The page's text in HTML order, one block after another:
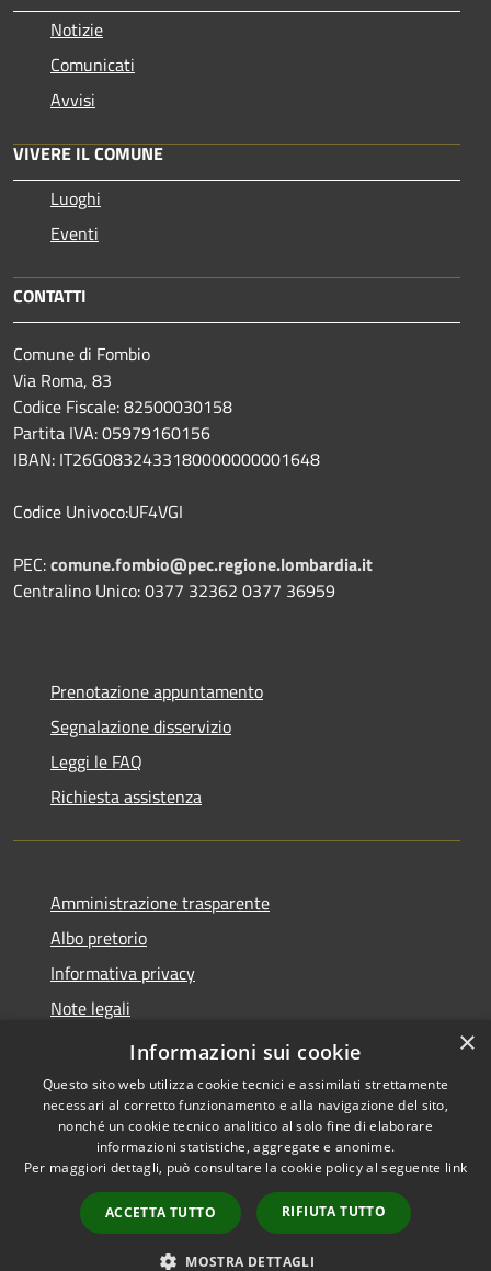
Notizie
Comunicati
Avvisi
VIVERE IL COMUNE
Luoghi
Eventi
CONTATTI
Comune di Fombio
Via Roma, 83
Codice Fiscale: 82500030158
Partita IVA: 05979160156
IBAN: IT26G0832433180000000001648
Codice Univoco:UF4VGI
PEC:comune.fombio@pec.regione.lombardia.it
Centralino Unico: 0377 32362 0377 36959
Prenotazione appuntamento
Segnalazione disservizio
Leggi le FAQ
Richiesta assistenza
Amministrazione trasparente
Albo pretorio
Informativa privacy
Note legali
Dichiarazione di accessibilità
Accessibilità
Copyright © 2026 • Comune di
Fombio • Powered by
Municipium•
Accesso
redazione
×
Informazioni sui cookie
Questo sito web utilizza cookie tecnici e assimilati strettamente
necessari al corretto funzionamento e alla navigazione del sito,
nonché un cookie tecnico analitico al solo fine di elaborare
informazioni statistiche, aggregate e anonime.
Per maggiori dettagli, può consultare la cookie policy al seguente link
ACCETTA TUTTO RIFIUTA TUTTO
MOSTRA DETTAGLI